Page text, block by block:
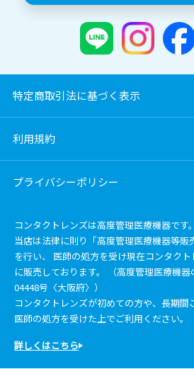
特定商取引法に基づく表示
利用規約
プライバシーポリシー
コンタクトレンズは高度管理医療機器です。
当店は法律に則り「高度管理医療機器等販
を行い、 医師の処方を受け現在コンタク
に販売しております。 （高度管理医療機
04448号〈大阪府〉）
コンタクトレンズが初めての方や、長期間
医師の処方を受けた上でご利用ください。
詳しくはこちら